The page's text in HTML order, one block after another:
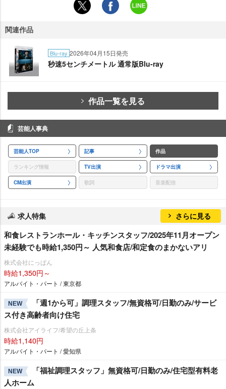
関連作品
Blu-ray 2026年04月15日発売
秒速5センチメートル 通常版Blu-ray
作品一覧を見る
芸能人事典
芸能人TOP 記事 作品
ランキング情報 TV出演 ドラマ出演
CM出演 歌詞 音楽配信
求人特集 さらに見る
和食レストランホール・キッチンスタッフ/2025年11月オープン
未経験でも時給1,350円～ 人気和食店/和定食のまかないアリ
株式会社にっぱん
時給1,350円～
アルバイト・パート / 東京都
NEW
「週1から可」調理スタッフ/無資格可/日勤のみ/サービ
ス付き高齢者向け住宅
株式会社アイライフ/希望の丘上条
時給1,140円
アルバイト・パート / 愛知県
NEW
「福祉調理スタッフ」無資格可/日勤のみ/住宅型有料老
人ホーム